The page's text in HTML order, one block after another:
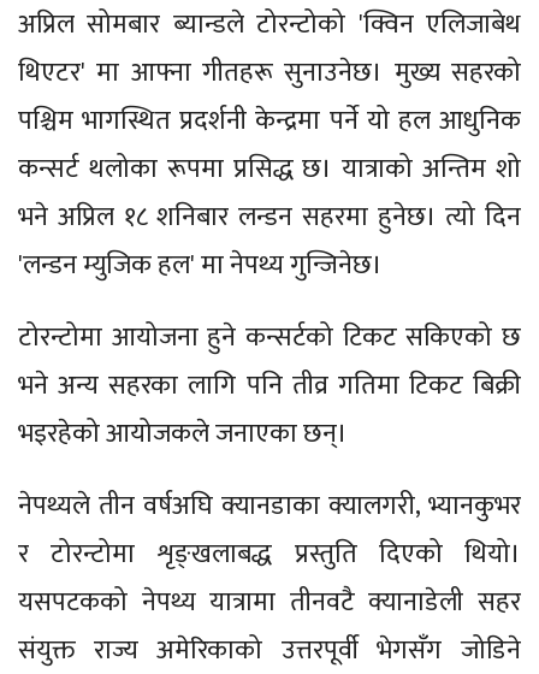
अप्रिल सोमबार ब्यान्डले टोरन्टोको 'क्विन एलिजाबेथ
थिएटर' मा आफ्ना गीतहरू सुनाउनेछ। मुख्य सहरको
पश्चिम भागस्थित प्रदर्शनी केन्द्रमा पर्ने यो हल आधुनिक
कन्सर्ट थलोका रूपमा प्रसिद्ध छ। यात्राको अन्तिम शो
भने अप्रिल १८ शनिबार लन्डन सहरमा हुनेछ। त्यो दिन
'लन्डन म्युजिक हल' मा नेपथ्य गुन्जिनेछ।
टोरन्टोमा आयोजना हुने कन्सर्टको टिकट सकिएको छ
भने अन्य सहरका लागि पनि तीव्र गतिमा टिकट बिक्री
भइरहेको आयोजकले जनाएका छन्।
नेपथ्यले तीन वर्षअघि क्यानडाका क्यालगरी, भ्यानकुभर
र टोरन्टोमा शृङ्खलाबद्ध प्रस्तुति दिएको थियो।
यसपटकको नेपथ्य यात्रामा तीनवटै क्यानाडेली सहर
संयुक्त राज्य अमेरिकाको उत्तरपूर्वी भेगसँग जोडिने